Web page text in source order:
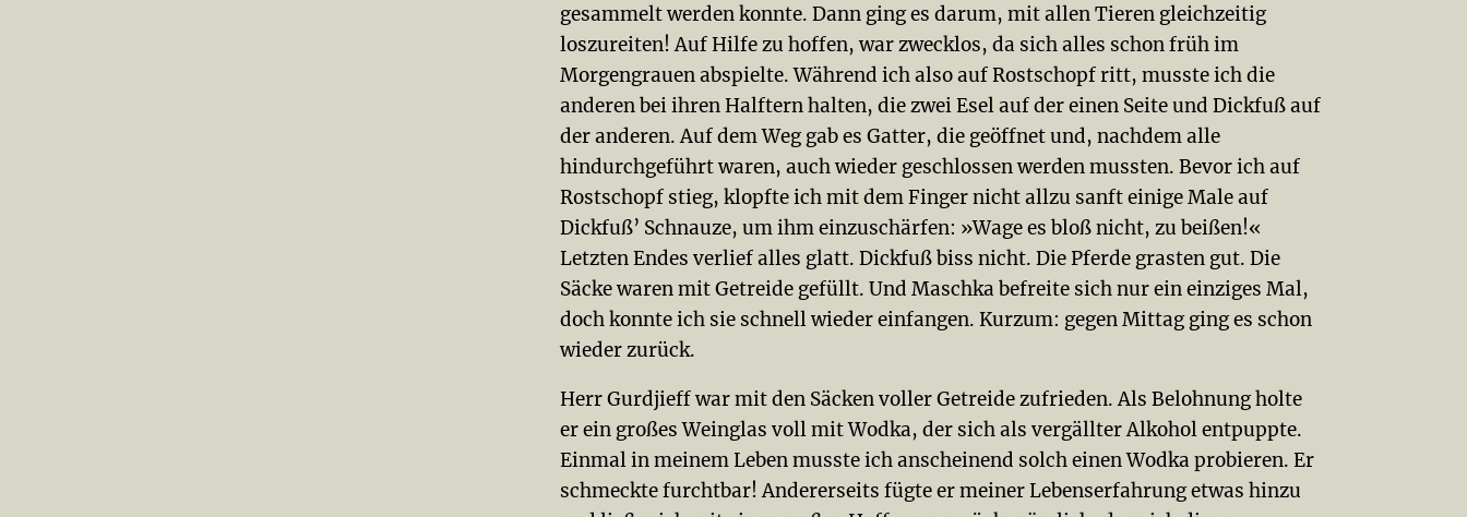
gesammelt werden konnte. Dann ging es darum, mit allen Tieren gleichzeitig
loszureiten! Auf Hilfe zu hoffen, war zwecklos, da sich alles schon früh im
Morgengrauen abspielte. Während ich also auf Rostschopf ritt, musste ich die
anderen bei ihren Halftern halten, die zwei Esel auf der einen Seite und Dickfuß auf
der anderen. Auf dem Weg gab es Gatter, die geöffnet und, nachdem alle
hindurchgeführt waren, auch wieder geschlossen werden mussten. Bevor ich auf
Rostschopf stieg, klopfte ich mit dem Finger nicht allzu sanft einige Male auf
Dickfuß’ Schnauze, um ihm einzuschärfen: »Wage es bloß nicht, zu beißen!«
Letzten Endes verlief alles glatt. Dickfuß biss nicht. Die Pferde grasten gut. Die
Säcke waren mit Getreide gefüllt. Und Maschka befreite sich nur ein einziges Mal,
doch konnte ich sie schnell wieder einfangen. Kurzum: gegen Mittag ging es schon
wieder zurück.
Herr Gurdjieff war mit den Säcken voller Getreide zufrieden. Als Belohnung holte
er ein großes Weinglas voll mit Wodka, der sich als vergällter Alkohol entpuppte.
Einmal in meinem Leben musste ich anscheinend solch einen Wodka probieren. Er
schmeckte furchtbar! Andererseits fügte er meiner Lebenserfahrung etwas hinzu